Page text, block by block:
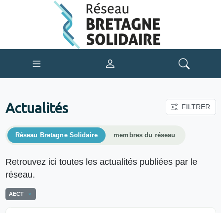
Actualités FILTRER
Réseau Bretagne Solidaire membres du réseau
Retrouvez ici toutes les actualités publiées par le
réseau.
AECT